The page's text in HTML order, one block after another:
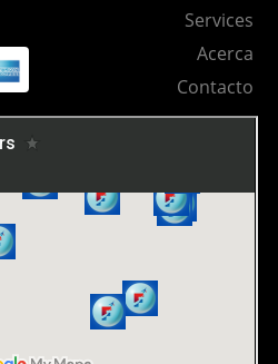
Services
Acerca
Contacto